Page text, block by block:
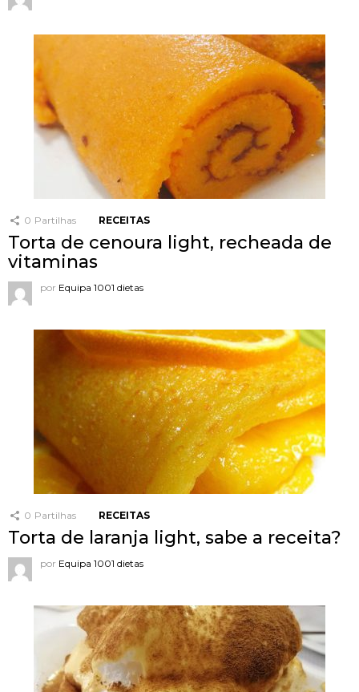
0 Partilhas RECEITAS
Torta de cenoura light, recheada de
vitaminas
por Equipa 1001 dietas
0 Partilhas RECEITAS
Torta de laranja light, sabe a receita?
por Equipa 1001 dietas